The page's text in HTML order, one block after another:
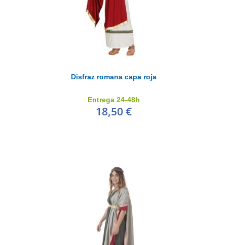
Disfraz romana capa roja
Entrega 24-48h
18,50 €